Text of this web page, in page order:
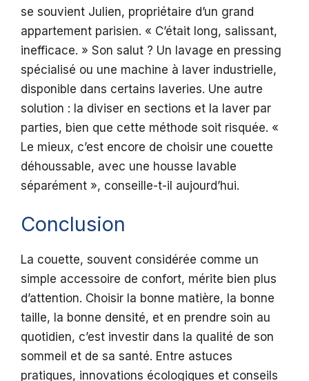
se souvient Julien, propriétaire d’un grand
appartement parisien. « C’était long, salissant,
inefficace. » Son salut ? Un lavage en pressing
spécialisé ou une machine à laver industrielle,
disponible dans certains laveries. Une autre
solution : la diviser en sections et la laver par
parties, bien que cette méthode soit risquée. «
Le mieux, c’est encore de choisir une couette
déhoussable, avec une housse lavable
séparément », conseille-t-il aujourd’hui.
Conclusion
La couette, souvent considérée comme un
simple accessoire de confort, mérite bien plus
d’attention. Choisir la bonne matière, la bonne
taille, la bonne densité, et en prendre soin au
quotidien, c’est investir dans la qualité de son
sommeil et de sa santé. Entre astuces
pratiques, innovations écologiques et conseils